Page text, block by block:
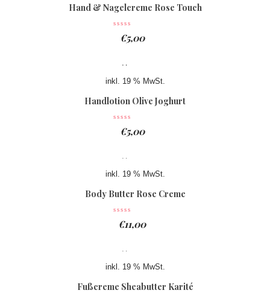
Hand & Nagelcreme Rose Touch
€5,00
inkl. 19 % MwSt.
Handlotion Olive Joghurt
€5,00
inkl. 19 % MwSt.
Body Butter Rose Creme
€11,00
inkl. 19 % MwSt.
Fußcreme Sheabutter Karité